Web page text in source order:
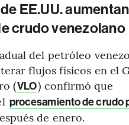
EE.UU. aumentan
crudo venezolano
del petróleo
flujos físicos en el
(VLO) confirmó que
procesamiento de crudo
de enero.